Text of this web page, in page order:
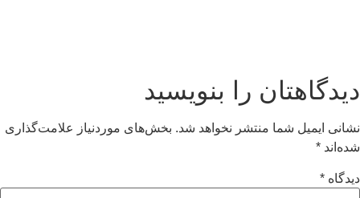
دیدگاهتان را بنویسید
نشانی ایمیل شما منتشر نخواهد شد. بخش‌های موردنیاز علامت‌گذاری
شده‌اند *
دیدگاه *